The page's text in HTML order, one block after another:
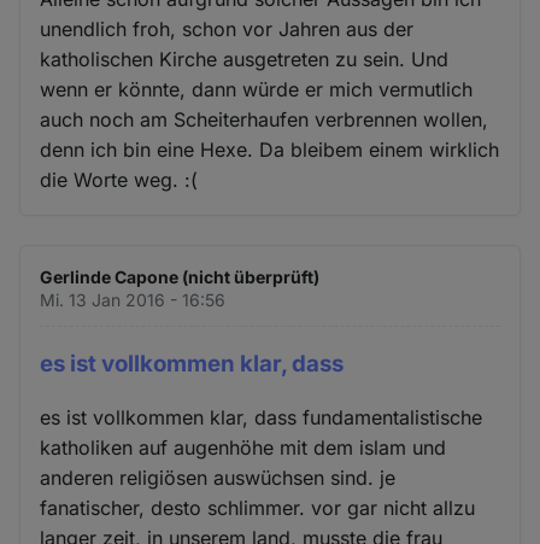
unendlich froh, schon vor Jahren aus der
katholischen Kirche ausgetreten zu sein. Und
wenn er könnte, dann würde er mich vermutlich
auch noch am Scheiterhaufen verbrennen wollen,
denn ich bin eine Hexe. Da bleibem einem wirklich
die Worte weg. :(
Gerlinde Capone (nicht überprüft)
Mi. 13 Jan 2016 - 16:56
es ist vollkommen klar, dass
es ist vollkommen klar, dass fundamentalistische
katholiken auf augenhöhe mit dem islam und
anderen religiösen auswüchsen sind. je
fanatischer, desto schlimmer. vor gar nicht allzu
langer zeit, in unserem land, musste die frau